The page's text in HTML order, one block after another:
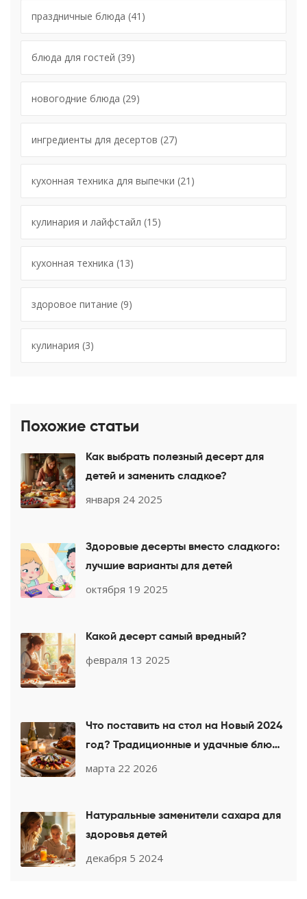
праздничные блюда (41)
блюда для гостей (39)
новогодние блюда (29)
ингредиенты для десертов (27)
кухонная техника для выпечки (21)
кулинария и лайфстайл (15)
кухонная техника (13)
здоровое питание (9)
кулинария (3)
Похожие статьи
Как выбрать полезный десерт для
детей и заменить сладкое?
января 24 2025
Здоровые десерты вместо сладкого:
лучшие варианты для детей
октября 19 2025
Какой десерт самый вредный?
февраля 13 2025
Что поставить на стол на Новый 2024
год? Традиционные и удачные блюда
для праздника
марта 22 2026
Натуральные заменители сахара для
здоровья детей
декабря 5 2024